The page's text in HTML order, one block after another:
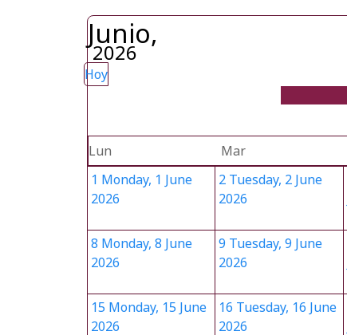
Junio,
2026
Hoy
Lun Mar
1 Monday, 1 June
2026
2 Tuesday, 2 June
2026
8 Monday, 8 June
2026
9 Tuesday, 9 June
2026
15 Monday, 15 June
2026
16 Tuesday, 16 June
2026